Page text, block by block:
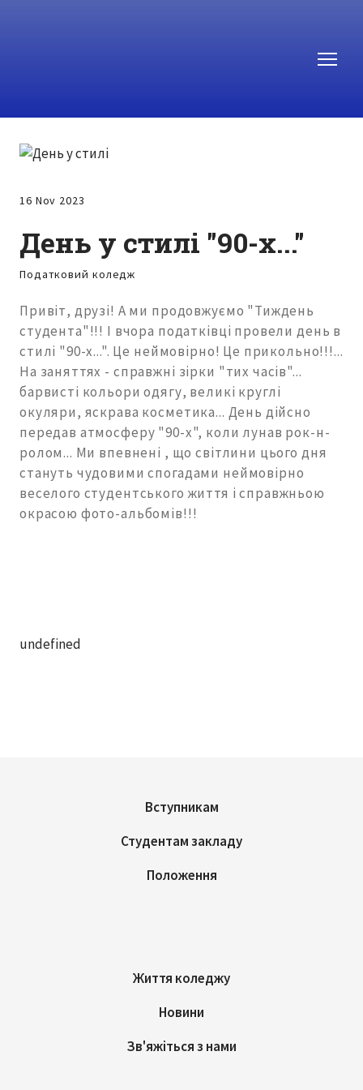
16 Nov 2023
День у стилі "90-х..."
Податковий коледж
Привіт, друзі! А ми продовжуємо "Тиждень
студента"!!! І вчора податківці провели день в
стилі "90-х...". Це неймовірно! Це прикольно!!!...
На заняттях - справжні зірки "тих часів"...
барвисті кольори одягу, великі круглі
окуляри, яскрава косметика... День дійсно
передав атмосферу "90-х", коли лунав рок-н-
ролом... Ми впевнені , що світлини цього дня
стануть чудовими спогадами неймовірно
веселого студентського життя і справжньою
окрасою фото-альбомів!!!
undefined
Вступникам
Студентам закладу
Положення
Життя коледжу
Новини
Зв'яжіться з нами